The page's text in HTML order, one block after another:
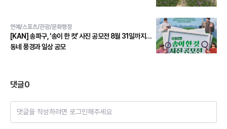
연예/스포츠/관광/문화행정
[KAN] 송파구, ‘송이 한 컷’ 사진 공모전 8월 31일까지…
동네 풍경과 일상 공모
댓글0
댓글을 작성하려면 로그인해주세요